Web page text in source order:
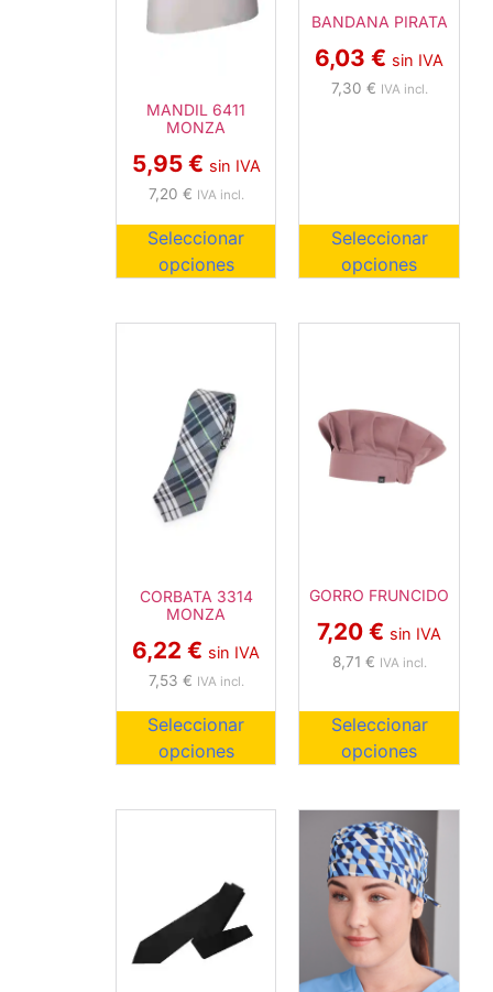
MANDIL 6411
MONZA
5,95 € sin IVA
7,20 € IVA incl.
Seleccionar
opciones
BANDANA PIRATA
6,03€ sin IVA
7,30 € IVA incl.
Seleccionar
opciones
CORBATA 3314
MONZA
6,22€ sin IVA
7,53 € IVA incl.
Seleccionar
opciones
GORRO FRUNCIDO
7,20€ sin IVA
8,71 € IVA incl.
Seleccionar
opciones